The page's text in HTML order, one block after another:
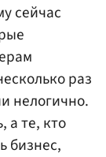
сейчас
раз
нелогично.
а те, кто
бизнес,